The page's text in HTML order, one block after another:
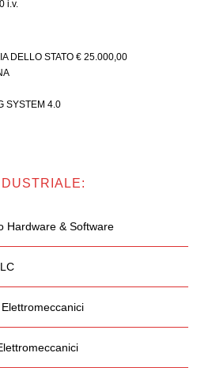
i.v.
DELLO STATO € 25.000,00
SYSTEM 4.0
Hardware & Software